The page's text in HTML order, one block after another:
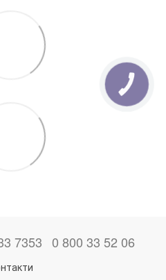
7353 0 800 33 52 06